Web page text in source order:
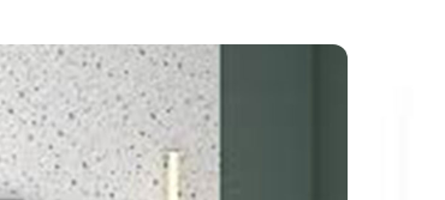
Romã, da Cozimax, foi desenvolvido para
possui lavatório em mármore sintético
para guardar os produtos de higiene,